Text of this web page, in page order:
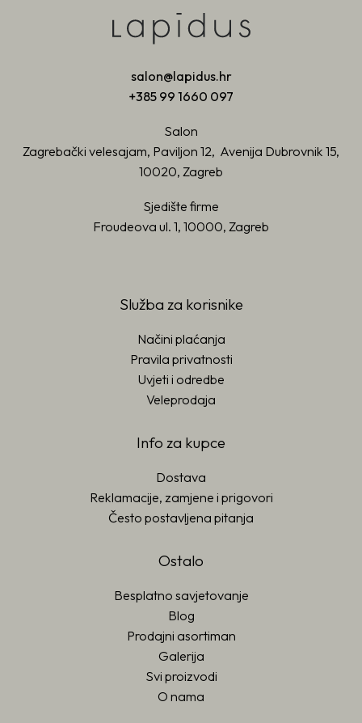
salon@lapidus.hr
+385 99 1660 097
Salon
Zagrebački velesajam, Paviljon 12, Avenija Dubrovnik 15,
10020, Zagreb
Sjedište firme
Froudeova ul. 1, 10000, Zagreb
Služba za korisnike
Načini plaćanja
Pravila privatnosti
Uvjeti i odredbe
Veleprodaja
Info za kupce
Dostava
Reklamacije, zamjene i prigovori
Često postavljena pitanja
Ostalo
Besplatno savjetovanje
Blog
Prodajni asortiman
Galerija
Svi proizvodi
O nama